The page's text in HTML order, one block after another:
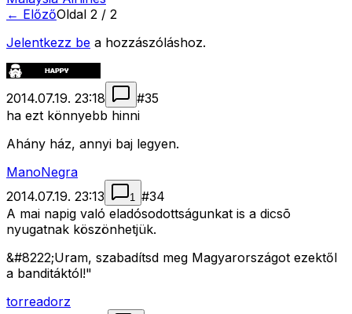
← ElőzőOldal 2 / 2
Jelentkezz be a hozzászóláshoz.
2014.07.19. 23:18 #35
ha ezt könnyebb hinni
Ahány ház, annyi baj legyen.
ManoNegra
2014.07.19. 23:13
1 #34
A mai napig való eladósodottságunkat is a dicsõ
nyugatnak köszönhetjük.
&#8222;Uram, szabadítsd meg Magyarországot ezektől
a banditáktól!"
torreadorz